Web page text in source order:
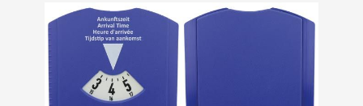
Bildergalerie überspringen